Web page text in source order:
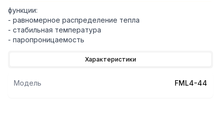
функции:
- равномерное распределение тепла
- стабильная температура
Характеристики
Модель FML4-44